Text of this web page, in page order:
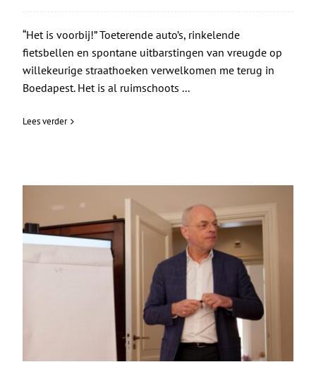
“Het is voorbij!” Toeterende auto’s, rinkelende
fietsbellen en spontane uitbarstingen van vreugde op
willekeurige straathoeken verwelkomen me terug in
Boedapest. Het is al ruimschoots ...
Lees verder